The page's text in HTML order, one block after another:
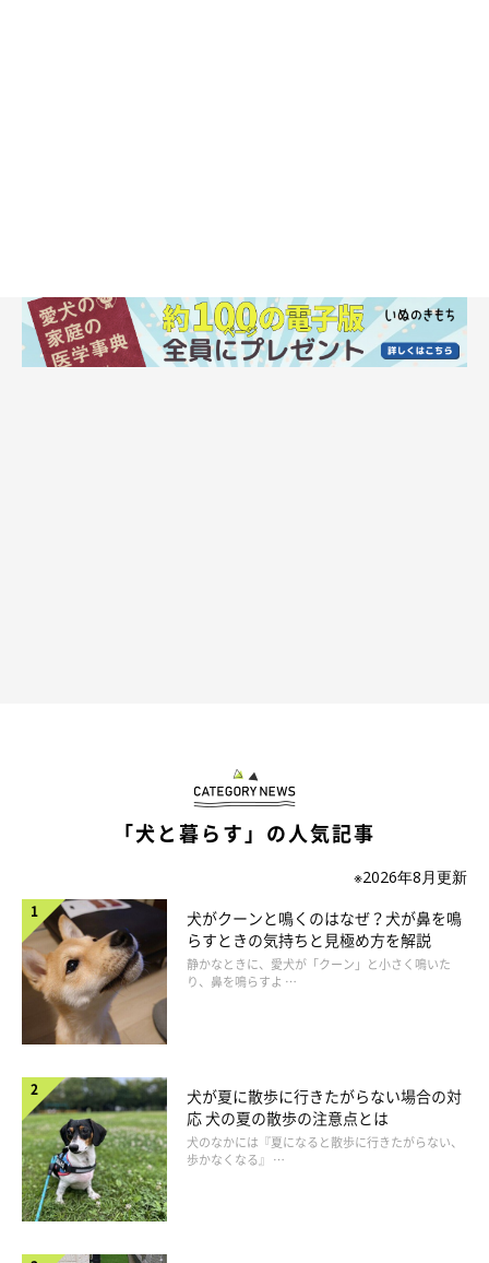
す。誘導には、おやつやおもちゃなど愛犬の好きなものを使いま
しょう。体側を曲げることを意識して、ゆっくりと歩かせるとよ
り効果的です。「犬と暮らす」の人気記事
※2026年8月更新
犬がクーンと鳴くのはなぜ？犬が鼻を鳴
らすときの気持ちと見極め方を解説
静かなときに、愛犬が「クーン」と小さく鳴いた
り、鼻を鳴らすよ …
犬が夏に散歩に行きたがらない場合の対
応 犬の夏の散歩の注意点とは
犬のなかには『夏になると散歩に行きたがらない、
歩かなくなる』 …